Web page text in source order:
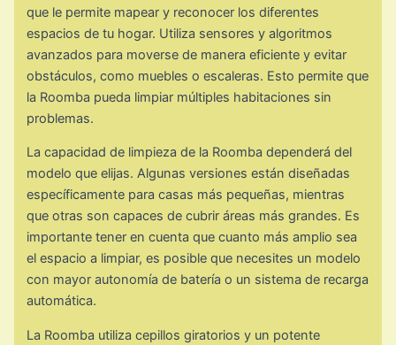
que le permite mapear y reconocer los diferentes
espacios de tu hogar. Utiliza sensores y algoritmos
avanzados para moverse de manera eficiente y evitar
obstáculos, como muebles o escaleras. Esto permite que
la Roomba pueda limpiar múltiples habitaciones sin
problemas.
La capacidad de limpieza de la Roomba dependerá del
modelo que elijas. Algunas versiones están diseñadas
específicamente para casas más pequeñas, mientras
que otras son capaces de cubrir áreas más grandes. Es
importante tener en cuenta que cuanto más amplio sea
el espacio a limpiar, es posible que necesites un modelo
con mayor autonomía de batería o un sistema de recarga
automática.
La Roomba utiliza cepillos giratorios y un potente